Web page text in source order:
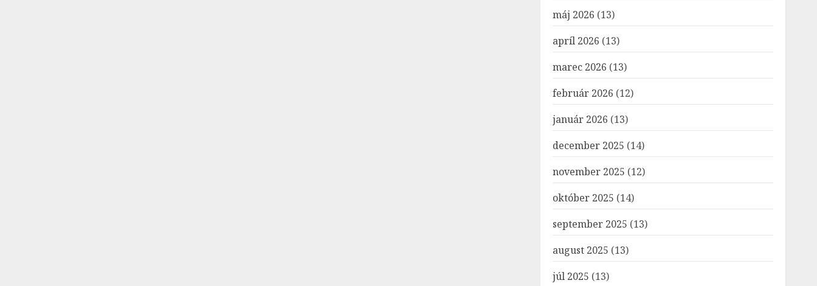
máj 2026 (13)
apríl 2026 (13)
marec 2026 (13)
február 2026 (12)
január 2026 (13)
december 2025 (14)
november 2025 (12)
október 2025 (14)
september 2025 (13)
august 2025 (13)
júl 2025 (13)